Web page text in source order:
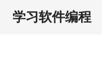
学习软件编程